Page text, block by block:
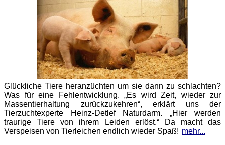
Glückliche Tiere heranzüchten um sie dann zu schlachten?
Was für eine Fehlentwicklung. „Es wird Zeit, wieder zur
Massentierhaltung zurückzukehren“, erklärt uns der
Tierzuchtexperte Heinz-Detlef Naturdarm. „Hier werden
traurige Tiere von ihrem Leiden erlöst.“ Da macht das
Verspeisen von Tierleichen endlich wieder Spaß! mehr...